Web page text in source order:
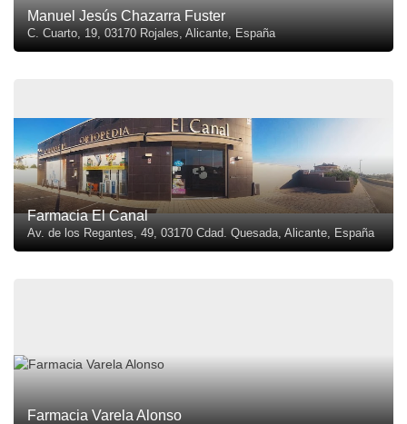
Manuel Jesús Chazarra Fuster
C. Cuarto, 19, 03170 Rojales, Alicante, España
Farmacia El Canal
Av. de los Regantes, 49, 03170 Cdad. Quesada, Alicante, España
Farmacia Varela Alonso